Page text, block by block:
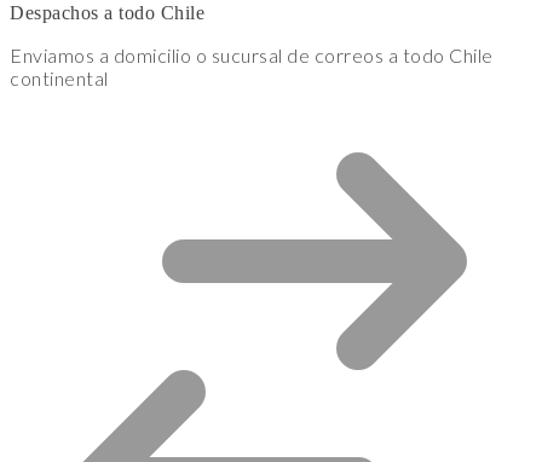
Despachos a todo Chile
Enviamos a domicilio o sucursal de correos a todo Chile
continental